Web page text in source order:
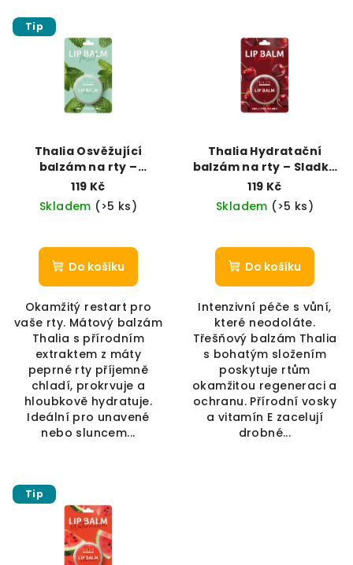
Tip
Thalia Osvěžující
balzám na rty –
Chladivá máta
119 Kč
Skladem (>5 ks)
Do košíku
Okamžitý restart pro
vaše rty. Mátový balzám
Thalia s přírodním
extraktem z máty
peprné rty příjemně
chladí, prokrvuje a
hloubkově hydratuje.
Ideální pro unavené
nebo sluncem...
Thalia Hydratační
balzám na rty – Sladká
třešeň
119 Kč
Skladem (>5 ks)
Do košíku
Intenzivní péče s vůní,
které neodoláte.
Třešňový balzám Thalia
s bohatým složením
poskytuje rtům
okamžitou regeneraci a
ochranu. Přírodní vosky
a vitamín E zacelují
drobné...
Tip